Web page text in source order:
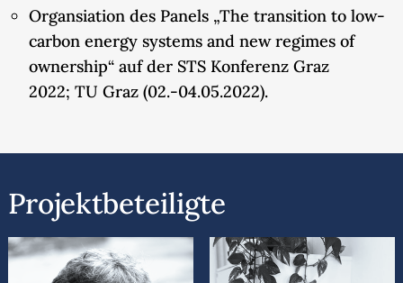
Organsiation des Panels „The transition to low-
carbon energy systems and new regimes of
ownership“ auf der STS Konferenz Graz
2022; TU Graz (02.-04.05.2022).
Projektbeteiligte